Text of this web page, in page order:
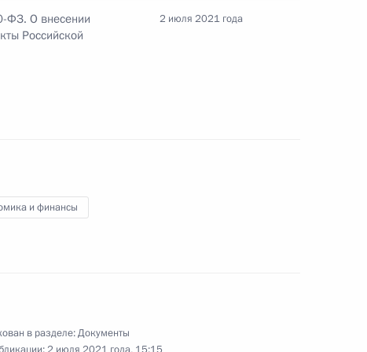
культурного наследия народов России
ФЗ. О внесении
Российской
2 июля 2021 года
и финансы
в разделе:Документы